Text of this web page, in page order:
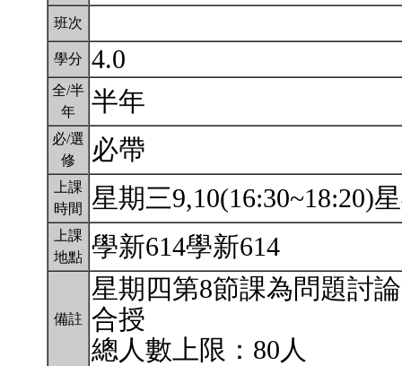
班次
學分 4.0
全/半
年
半年
必/選
修
必帶
上課
時間
星期三9,10(16:30~18:20)
上課
地點
學新614學新614
備註
星期四第8節課為問題討
合授
總人數上限：80人